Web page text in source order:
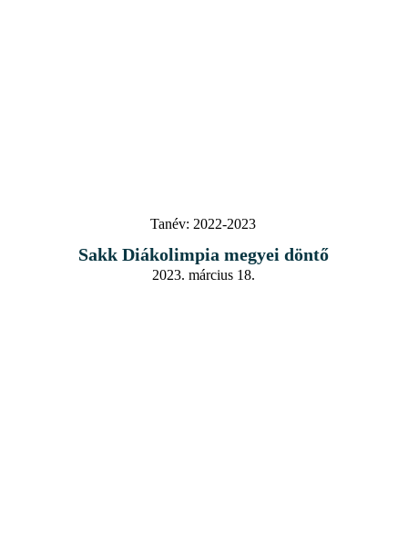
Tanév: 2022-2023
Sakk Diákolimpia megyei döntő
2023. március 18.